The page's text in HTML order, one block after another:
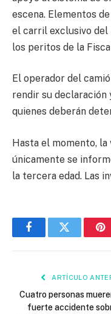
escena. Elementos
el carril exclusivo
los peritos de la
El operador del
rendir su declaración
quienes deberán
Hasta el momento,
únicamente se
la tercera edad. Las
FacebookTwitter
ARTÍCULO
Cuatro personas
fuerte accidente